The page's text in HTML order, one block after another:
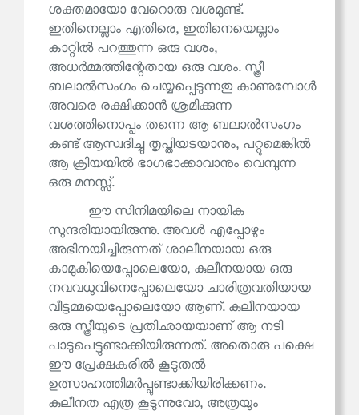
ശക്തമായോ വേറൊരു വശമുണ്ട്.
ഇതിനെല്ലാം എതിരെ, ഇതിനെയെല്ലാം
കാറ്റിൽ പറത്തുന്ന ഒരു വശം,
അധർമ്മത്തിന്റേതായ ഒരു വശം. സ്ത്രീ
ബലാൽസംഗം ചെയ്യപ്പെടുന്നതു കാണുമ്പോൾ
അവരെ രക്ഷിക്കാൻ ശ്രമിക്കുന്ന
വശത്തിനൊപ്പം തന്നെ ആ ബലാൽസംഗം
കണ്ട് ആസ്വദിച്ചു തൃപ്തിയടയാനും, പറ്റുമെങ്കിൽ
ആ ക്രിയയിൽ ഭാഗഭാക്കാവാനും വെമ്പുന്ന
ഒരു മനസ്സ്.
ഈ സിനിമയിലെ നായിക
സുന്ദരിയായിരുന്നു. അവൾ എപ്പോഴും
അഭിനയിച്ചിരുന്നത് ശാലീനയായ ഒരു
കാമുകിയെപ്പോലെയോ, കുലീനയായ ഒരു
നവവധുവിനെപ്പോലെയോ ചാരിത്രവതിയായ
വീട്ടമ്മയെപ്പോലെയോ ആണ്. കുലീനയായ
ഒരു സ്ത്രീയുടെ പ്രതിഛായയാണ് ആ നടി
പാടുപെട്ടുണ്ടാക്കിയിരുന്നത്. അതൊരു പക്ഷെ
ഈ പ്രേക്ഷകരിൽ കൂടുതൽ
ഉത്സാഹത്തിമർപ്പുണ്ടാക്കിയിരിക്കണം.
കുലീനത എത്ര കൂടുന്നുവോ, അത്രയും